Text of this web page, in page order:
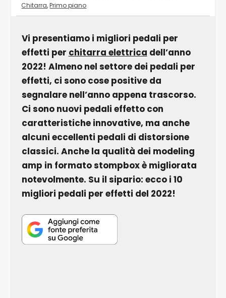
Chitarra,Primo piano
Vi presentiamo i migliori pedali per
effetti per chitarra elettrica dell’anno
2022! Almeno nel settore dei pedali per
effetti, ci sono cose positive da
segnalare nell’anno appena trascorso.
Ci sono nuovi pedali effetto con
caratteristiche innovative, ma anche
alcuni eccellenti pedali di distorsione
classici. Anche la qualità dei modeling
amp in formato stompbox è migliorata
notevolmente. Su il sipario: ecco i 10
migliori pedali per effetti del 2022!